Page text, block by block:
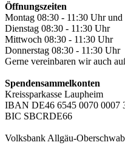
Öffnungszeiten
Montag 08:30 - 11:30 Uhr
Dienstag 08:30 - 11:30 Uhr
Mittwoch 08:30 - 11:30 Uhr
Donnerstag 08:30 - 11:30 Uhr
Gerne vereinbaren wir auch
Spendensammelkonten
Kreissparkasse Laupheim
IBAN DE46 6545 0070 0007
BIC SBCRDE66
Volksbank Allgäu-